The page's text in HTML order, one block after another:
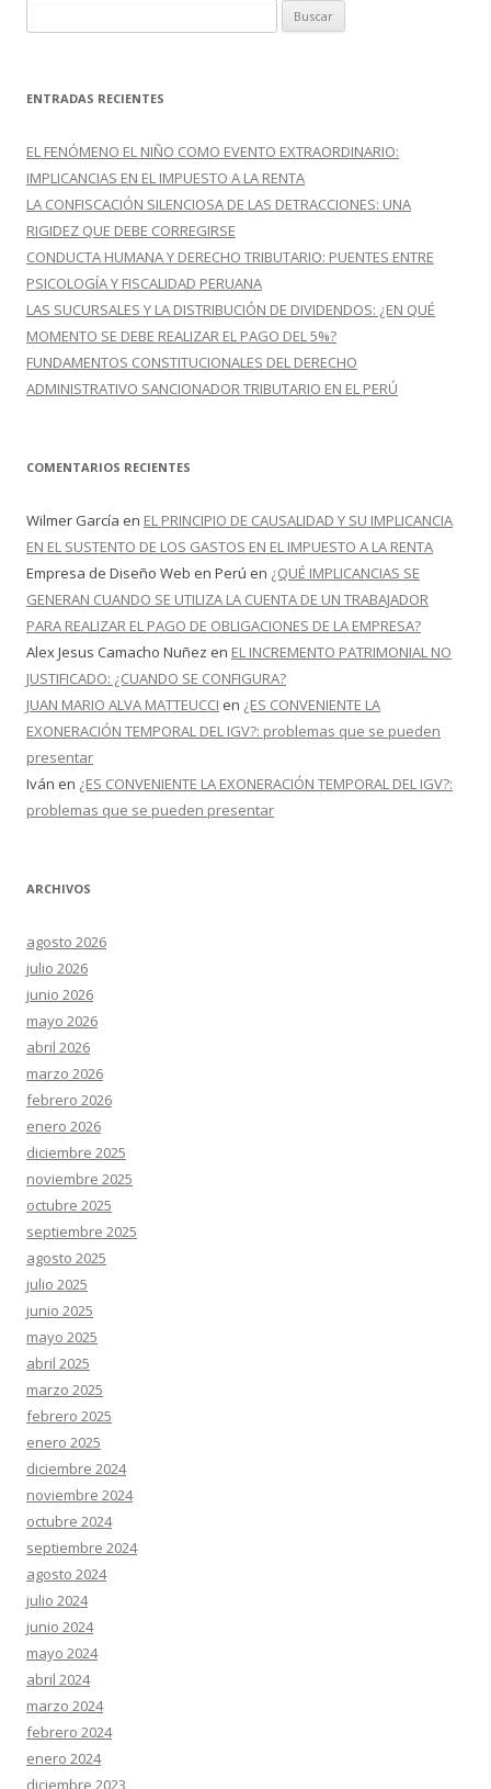
u
c
r
:
ENTRADAS RECIENTES
EL FENÓMENO EL NIÑO COMO EVENTO EXTRAORDINARIO:
IMPLICANCIAS EN EL IMPUESTO A LA RENTA
LA CONFISCACIÓN SILENCIOSA DE LAS DETRACCIONES: UNA
RIGIDEZ QUE DEBE CORREGIRSE
CONDUCTA HUMANA Y DERECHO TRIBUTARIO: PUENTES ENTRE
PSICOLOGÍA Y FISCALIDAD PERUANA
LAS SUCURSALES Y LA DISTRIBUCIÓN DE DIVIDENDOS: ¿EN QUÉ
MOMENTO SE DEBE REALIZAR EL PAGO DEL 5%?
FUNDAMENTOS CONSTITUCIONALES DEL DERECHO
ADMINISTRATIVO SANCIONADOR TRIBUTARIO EN EL PERÚ
COMENTARIOS RECIENTES
Wilmer García en EL PRINCIPIO DE CAUSALIDAD Y SU IMPLICANCIA
EN EL SUSTENTO DE LOS GASTOS EN EL IMPUESTO A LA RENTA
Empresa de Diseño Web en Perú en ¿QUÉ IMPLICANCIAS SE
GENERAN CUANDO SE UTILIZA LA CUENTA DE UN TRABAJADOR
PARA REALIZAR EL PAGO DE OBLIGACIONES DE LA EMPRESA?
Alex Jesus Camacho Nuñez en EL INCREMENTO PATRIMONIAL NO
JUSTIFICADO: ¿CUANDO SE CONFIGURA?
JUAN MARIO ALVA MATTEUCCI en ¿ES CONVENIENTE LA
EXONERACIÓN TEMPORAL DEL IGV?: problemas que se pueden
presentar
Iván en ¿ES CONVENIENTE LA EXONERACIÓN TEMPORAL DEL IGV?:
problemas que se pueden presentar
ARCHIVOS
agosto 2026
julio 2026
junio 2026
mayo 2026
abril 2026
marzo 2026
febrero 2026
enero 2026
diciembre 2025
noviembre 2025
octubre 2025
septiembre 2025
agosto 2025
julio 2025
junio 2025
mayo 2025
abril 2025
marzo 2025
febrero 2025
enero 2025
diciembre 2024
noviembre 2024
octubre 2024
septiembre 2024
agosto 2024
julio 2024
junio 2024
mayo 2024
abril 2024
marzo 2024
febrero 2024
enero 2024
diciembre 2023